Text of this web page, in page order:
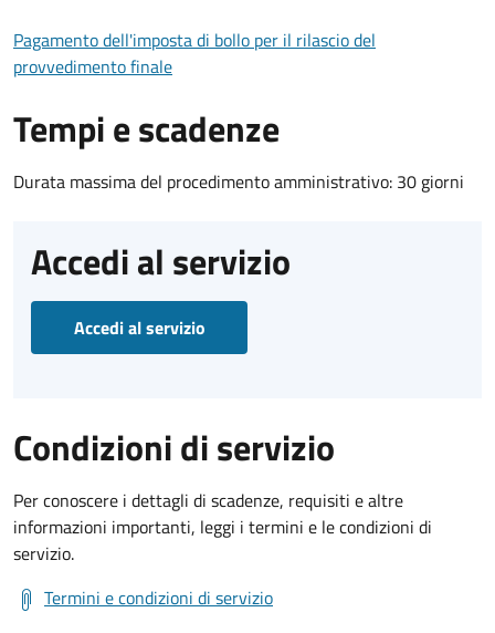
Pagamento dell'imposta di bollo per il rilascio del
provvedimento finale
Tempi e scadenze
Durata massima del procedimento amministrativo: 30 giorni
Accedi al servizio
Accedi al servizio
Condizioni di servizio
Per conoscere i dettagli di scadenze, requisiti e altre
informazioni importanti, leggi i termini e le condizioni di
servizio.
Termini e condizioni di servizio